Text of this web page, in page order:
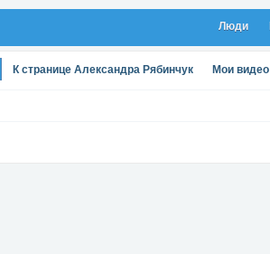
Люди
К странице Александра Рябинчук Мои видео